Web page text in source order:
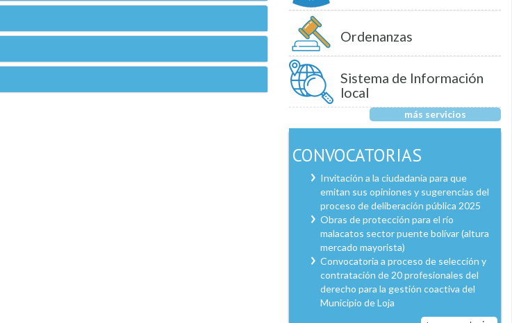
Ordenanzas
Sistema de Información
local
más servicios
CONVOCATORIAS
Invitación a la ciudadanía para que
emitan sus opiniones y sugerencias del
proceso de deliberación pública 2025
Obras de protección para el río
malacatos sector puente bolívar (altura
mercado mayorista)
Convocatoria a proceso de selección y
contratación de 20 profesionales del
derecho para la gestión coactiva del
Municipio de Loja